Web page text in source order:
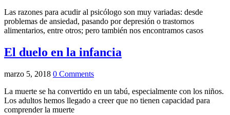
Las razones para acudir al psicólogo son muy variadas: desde
problemas de ansiedad, pasando por depresión o trastornos
alimentarios, entre otros; pero también nos encontramos casos
El duelo en la infancia
marzo 5, 2018 0 Comments
La muerte se ha convertido en un tabú, especialmente con los niños.
Los adultos hemos llegado a creer que no tienen capacidad para
comprender la muerte